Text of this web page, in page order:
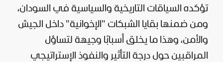
تؤكده السياقات التاريخية والسياسية في السودان،
ومن ضمنها بقايا الشبكات "الإخوانية" داخل الجيش
والأمن، وهذا ما يخلق أسبابًا وجيهة لتساؤل
المراقبين حول درجة التأثير والنفوذ الإستراتيجي